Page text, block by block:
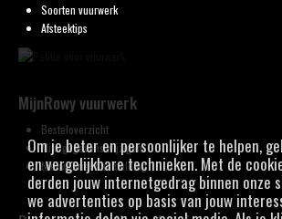
Soorten vuurwerk
Afsteektips
MijnRowy vuurwerk
Besteloverzicht
Mijn gegevens wijzigen
Nieuwsbrief aanmelding
Om je beter en persoonlijker te helpen,
en vergelijkbare technieken. Met de
derden jouw internetgedrag binnen onze
we advertenties op basis van jouw